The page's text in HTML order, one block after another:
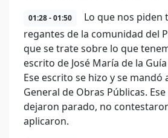
01:28 - 01:50
Lo que nos piden
regantes de la comunidad del
que se trate sobre lo que
escrito de José María de la
Ese escrito se hizo y se mandó
General de Obras Públicas.
dejaron parado, no
aplicaron.